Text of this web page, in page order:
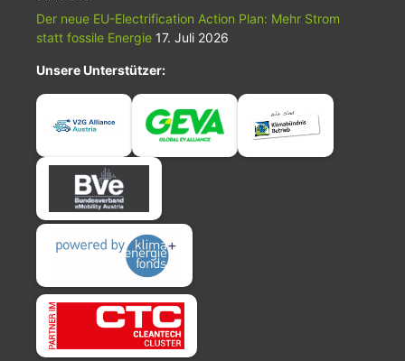
Der neue EU-Electrification Action Plan: Mehr Strom
statt fossile Energie 17. Juli 2026
Unsere Unterstützer: